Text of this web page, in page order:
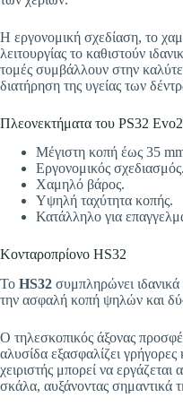
Η εργονομική σχεδίαση, το
λειτουργίας το καθιστούν
τομές συμβάλλουν στην
διατήρηση της υγείας των
Πλεονεκτήματα του PS32 Evo2
Μέγιστη κοπή έως 35
Εργονομικός σχεδιασμός.
Χαμηλό βάρος.
Υψηλή ταχύτητα κοπής.
Κατάλληλο για
Κονταροπρίονο HS32
Το HS32 συμπληρώνει ιδανικά
την ασφαλή κοπή ψηλών και
Ο τηλεσκοπικός άξονας
αλυσίδα εξασφαλίζει
χειριστής μπορεί να εργάζεται
σκάλα, αυξάνοντας σημαντικά